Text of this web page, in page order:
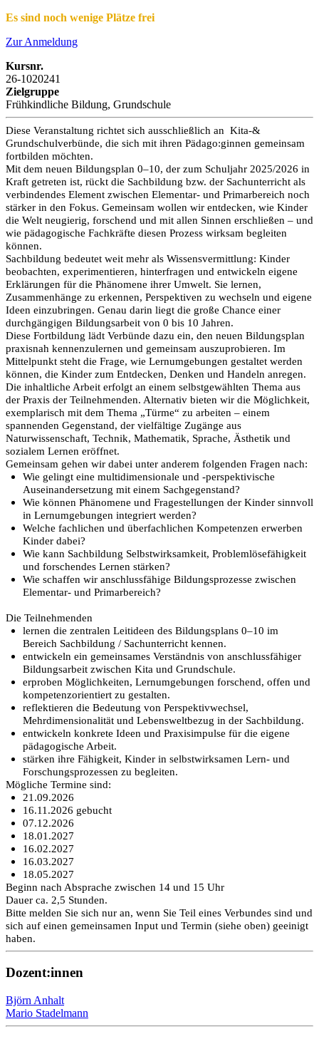
Es sind noch wenige Plätze frei
Zur Anmeldung
Kursnr.
26-1020241
Zielgruppe
Frühkindliche Bildung, Grundschule
Diese Veranstaltung richtet sich ausschließlich an Kita-&
Grundschulverbünde, die sich mit ihren Pädago:ginnen gemeinsam
fortbilden möchten.
Mit dem neuen Bildungsplan 0–10, der zum Schuljahr 2025/2026 in
Kraft getreten ist, rückt die Sachbildung bzw. der Sachunterricht als
verbindendes Element zwischen Elementar- und Primarbereich noch
stärker in den Fokus. Gemeinsam wollen wir entdecken, wie Kinder
die Welt neugierig, forschend und mit allen Sinnen erschließen – und
wie pädagogische Fachkräfte diesen Prozess wirksam begleiten
können.
Sachbildung bedeutet weit mehr als Wissensvermittlung: Kinder
beobachten, experimentieren, hinterfragen und entwickeln eigene
Erklärungen für die Phänomene ihrer Umwelt. Sie lernen,
Zusammenhänge zu erkennen, Perspektiven zu wechseln und eigene
Ideen einzubringen. Genau darin liegt die große Chance einer
durchgängigen Bildungsarbeit von 0 bis 10 Jahren.
Diese Fortbildung lädt Verbünde dazu ein, den neuen Bildungsplan
praxisnah kennenzulernen und gemeinsam auszuprobieren. Im
Mittelpunkt steht die Frage, wie Lernumgebungen gestaltet werden
können, die Kinder zum Entdecken, Denken und Handeln anregen.
Die inhaltliche Arbeit erfolgt an einem selbstgewählten Thema aus
der Praxis der Teilnehmenden. Alternativ bieten wir die Möglichkeit,
exemplarisch mit dem Thema „Türme“ zu arbeiten – einem
spannenden Gegenstand, der vielfältige Zugänge aus
Naturwissenschaft, Technik, Mathematik, Sprache, Ästhetik und
sozialem Lernen eröffnet.
Gemeinsam gehen wir dabei unter anderem folgenden Fragen nach:
Wie gelingt eine multidimensionale und -perspektivische
Auseinandersetzung mit einem Sachgegenstand?
Wie können Phänomene und Fragestellungen der Kinder sinnvoll
in Lernumgebungen integriert werden?
Welche fachlichen und überfachlichen Kompetenzen erwerben
Kinder dabei?
Wie kann Sachbildung Selbstwirksamkeit, Problemlösefähigkeit
und forschendes Lernen stärken?
Wie schaffen wir anschlussfähige Bildungsprozesse zwischen
Elementar- und Primarbereich?
Die Teilnehmenden
lernen die zentralen Leitideen des Bildungsplans 0–10 im
Bereich Sachbildung / Sachunterricht kennen.
entwickeln ein gemeinsames Verständnis von anschlussfähiger
Bildungsarbeit zwischen Kita und Grundschule.
erproben Möglichkeiten, Lernumgebungen forschend, offen und
kompetenzorientiert zu gestalten.
reflektieren die Bedeutung von Perspektivwechsel,
Mehrdimensionalität und Lebensweltbezug in der Sachbildung.
entwickeln konkrete Ideen und Praxisimpulse für die eigene
pädagogische Arbeit.
stärken ihre Fähigkeit, Kinder in selbstwirksamen Lern- und
Forschungsprozessen zu begleiten.
Mögliche Termine sind:
21.09.2026
16.11.2026 gebucht
07.12.2026
18.01.2027
16.02.2027
16.03.2027
18.05.2027
Beginn nach Absprache zwischen 14 und 15 Uhr
Dauer ca. 2,5 Stunden.
Bitte melden Sie sich nur an, wenn Sie Teil eines Verbundes sind und
sich auf einen gemeinsamen Input und Termin (siehe oben) geeinigt
haben.
Dozent:innen
Björn Anhalt
Mario Stadelmann